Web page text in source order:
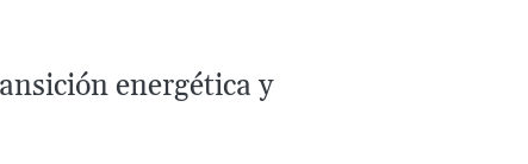
energética y